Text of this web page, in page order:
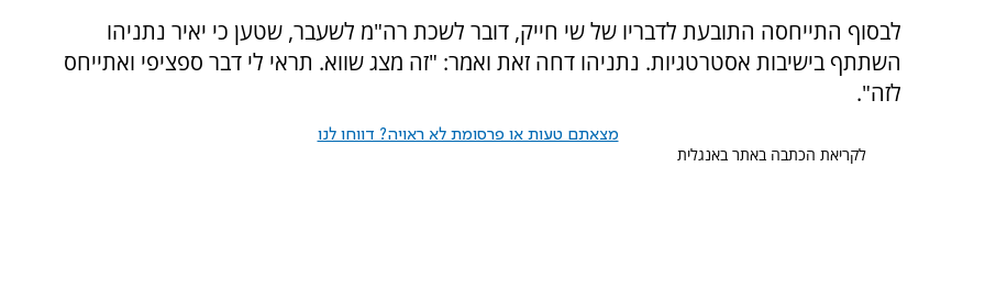
לבסוף התייחסה התובעת לדבריו של שי חייק, דובר לשכת רה"מ לשעבר, שטען כי יאיר נתניהו
השתתף בישיבות אסטרטגיות. נתניהו דחה זאת ואמר: "זה מצג שווא. תראי לי דבר ספציפי ואתייחס
לזה".
מצאתם טעות או פרסומת לא ראויה? דווחו לנו
לקריאת הכתבה באתר באנגלית